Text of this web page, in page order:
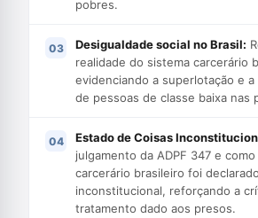
pobres.
Desigualdade social no Brasil:
realidade do sistema carcerário
evidenciando a superlotação e a
de pessoas de classe baixa nas
Estado de Coisas
julgamento da ADPF 347 e
carcerário brasileiro foi declarado
inconstitucional, reforçando a
tratamento dado aos presos.